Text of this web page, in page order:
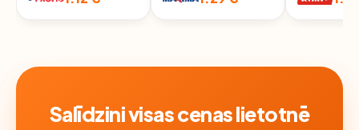
Salīdzini visas cenas lietotnē